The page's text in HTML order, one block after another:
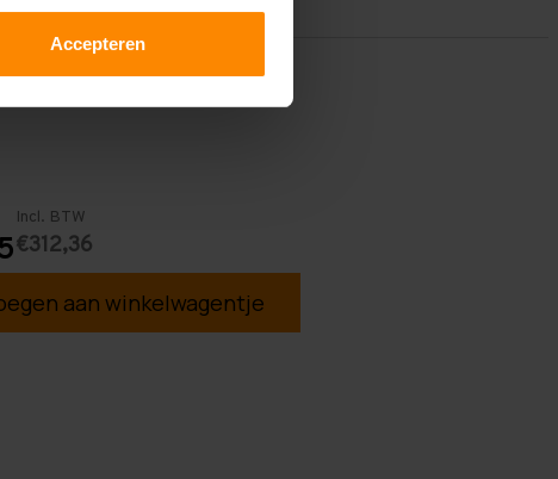
Accepteren
Incl. BTW
€312,36
aan winkelwagentje